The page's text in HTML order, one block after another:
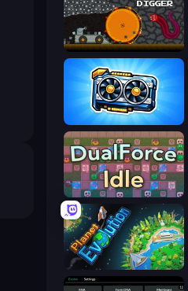
Mystery Digger
GPU Tycoon Sim
DualForce Idle
Planet Evolution: Idle Clicker